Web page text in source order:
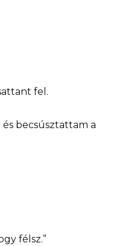
fel.
becsúsztattam a
félsz.”